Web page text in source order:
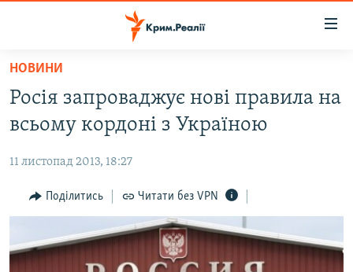
Перейти
основного
матеріалу
до
навігації
Перейти
пошуку
ВІДЕО ТА ФОТО
ПОЛІТИКА
БЛОГИ
ІНТЕРВ'Ю
НОВИНИ
Росія запроваджує нові правила на
всьому кордоні з Україною
11 листопад 2013, 18:27
Поділитись Читати без VPN